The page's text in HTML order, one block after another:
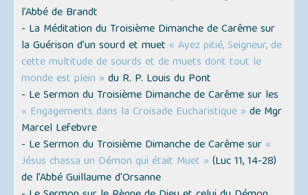
l’Abbé de Brandt
- La Méditation du Troisième Dimanche de Carême sur
la Guérison d’un sourd et muet « Ayez pitié, Seigneur, de
cette multitude de sourds et de muets dont tout le
monde est plein » du R. P. Louis du Pont
- Le Sermon du Troisième Dimanche de Carême sur les
« Engagements dans la Croisade Eucharistique » de Mgr
Marcel Lefebvre
- Le Sermon du Troisième Dimanche de Carême sur «
Jésus chassa un Démon qui était Muet » (Luc 11, 14-28)
de l’Abbé Guillaume d'Orsanne